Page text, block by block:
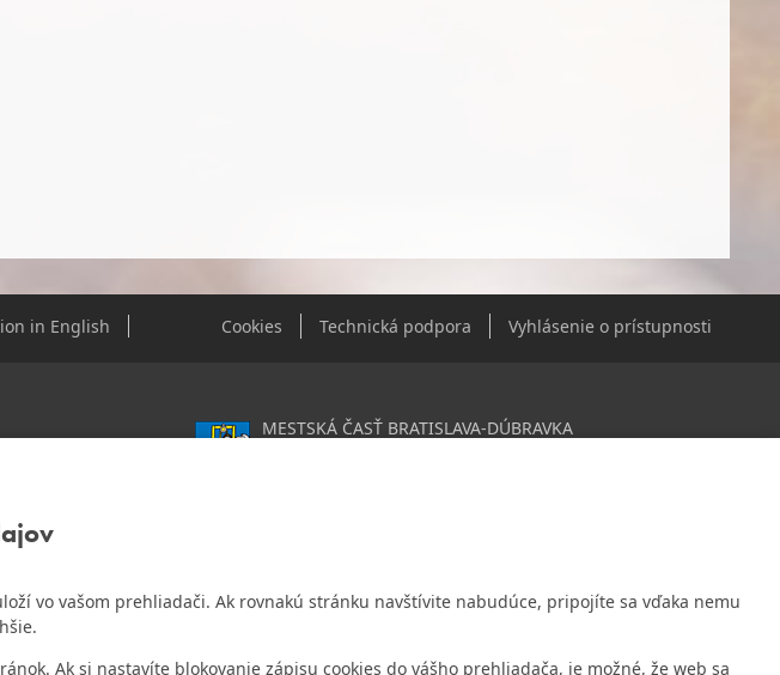
vo vašom prehliadači. Ak rovnakú stránku navštívite nabudúce, pripojíte sa vďaka nemu
Ak si nastavíte blokovanie zápisu cookies do vášho prehliadača, je možné, že web sa
Vyhlásenie o prístupnosti
Technická podpora
Cookies
in English
za
MESTSKÁ ČASŤ BRATISLAVA-DÚBRAVKA
IČ DPH: Nie sme platca DPH
Všeobecná úverová banka, a.s., Mlynské nivy 1, 829 90 Bratislava 25